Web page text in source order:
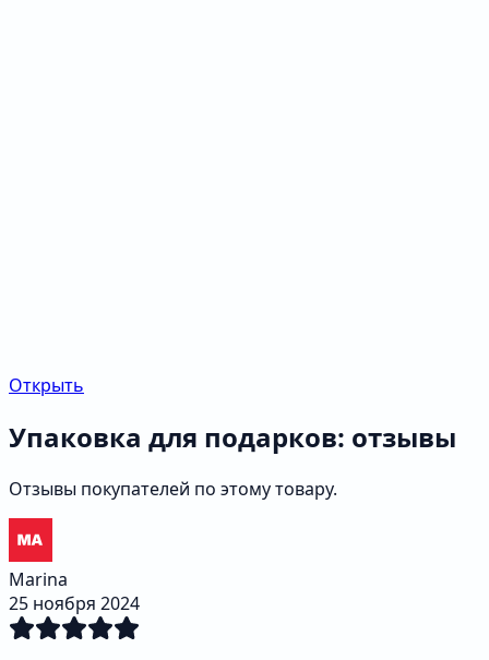
Открыть
Упаковка для подарков: отзывы
Отзывы покупателей по этому товару.
Marina
25 ноября 2024